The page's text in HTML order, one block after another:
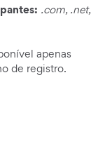
.com, .net,
apenas
de registro.